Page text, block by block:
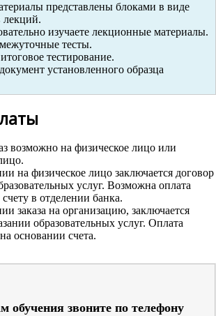
представлены блоками в виде
лекций.
изучаете лекционные материалы.
тесты.
тестирование.
установленного образца
возможно на физическое лицо или
на физическое лицо заключается договор
услуг. Возможна оплата
в отделении банка.
заказа на организацию, заключается
образовательных услуг. Оплата
основании счета.
обучения звоните по телефону